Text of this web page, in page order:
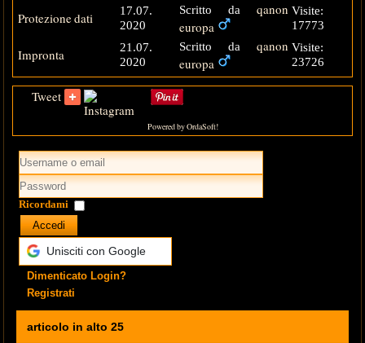
Protezione dati
17.07.
2020
Scritto daqanon
europa
Visite:
17773
Impronta
21.07.
2020
Scritto daqanon
europa
Visite:
23726
Tweet
Powered by OrdaSoft!
Ricordami
Accedi
Unisciti con Google
Dimenticato Login?
Registrati
articolo in alto 25